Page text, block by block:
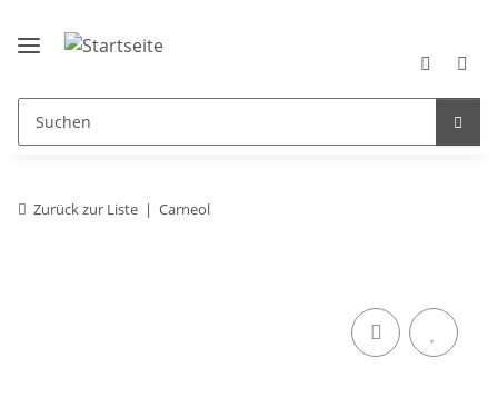
Zurück zur Liste Carneol